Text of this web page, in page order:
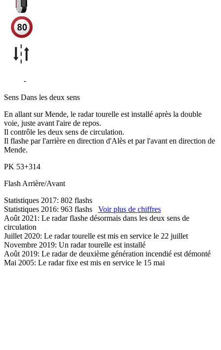
-
Sens Dans les deux sens
En allant sur Mende, le radar tourelle est installé après la double
voie, juste avant l'aire de repos.
Il contrôle les deux sens de circulation.
Il flashe par l'arrière en direction d'Alès et par l'avant en direction de
Mende.
PK 53+314
FlashArrière/Avant
Statistiques 2017: 802 flashs
Statistiques 2016: 963 flashs Voir plus de chiffres
Août 2021: Le radar flashe désormais dans les deux sens de
circulation
Juillet 2020: Le radar tourelle est mis en service le 22 juillet
Novembre 2019: Un radar tourelle est installé
Août 2019: Le radar de deuxième génération incendié est démonté
Mai 2005: Le radar fixe est mis en service le 15 mai